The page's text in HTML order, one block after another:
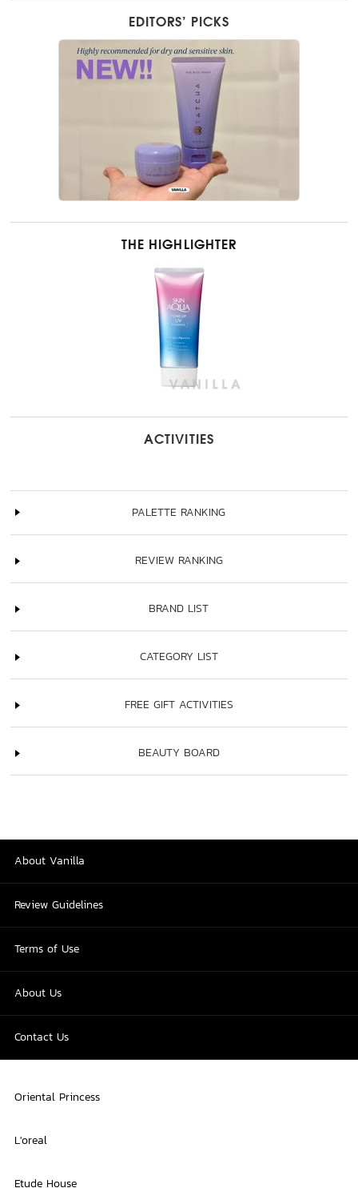
EDITORS’ PICKS
THE HIGHLIGHTER
ACTIVITIES
PALETTE RANKING
REVIEW RANKING
BRAND LIST
CATEGORY LIST
FREE GIFT ACTIVITIES
BEAUTY BOARD
About Vanilla
Review Guidelines
Terms of Use
About Us
Contact Us
Oriental Princess
L'oreal
Etude House